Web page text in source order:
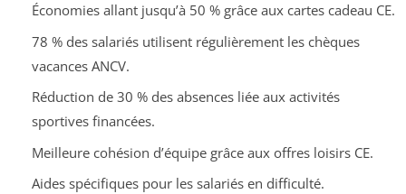
Économies allant jusqu’à 50 % grâce aux cartes cadeau CE.
78 % des salariés utilisent régulièrement les chèques
vacances ANCV.
Réduction de 30 % des absences liée aux activités
sportives financées.
Meilleure cohésion d’équipe grâce aux offres loisirs CE.
Aides spécifiques pour les salariés en difficulté.